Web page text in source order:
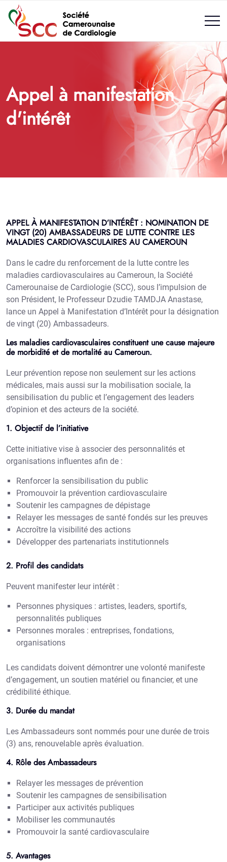
Appel à manifestation
d'intérêt
APPEL À MANIFESTATION D’INTÉRÊT : NOMINATION DE
VINGT (20) AMBASSADEURS DE LUTTE CONTRE LES
MALADIES CARDIOVASCULAIRES AU CAMEROUN
Dans le cadre du renforcement de la lutte contre les
maladies cardiovasculaires au Cameroun, la Société
Camerounaise de Cardiologie (SCC), sous l’impulsion de
son Président, le Professeur Dzudie TAMDJA Anastase,
lance un Appel à Manifestation d’Intérêt pour la désignation
de vingt (20) Ambassadeurs.
Les maladies cardiovasculaires constituent une cause majeure
de morbidité et de mortalité au Cameroun.
Leur prévention repose non seulement sur les actions
médicales, mais aussi sur la mobilisation sociale, la
sensibilisation du public et l’engagement des leaders
d’opinion et des acteurs de la société.
1. Objectif de l’initiative
Cette initiative vise à associer des personnalités et
organisations influentes afin de :
Renforcer la sensibilisation du public
Promouvoir la prévention cardiovasculaire
Soutenir les campagnes de dépistage
Relayer les messages de santé fondés sur les preuves
Accroître la visibilité des actions
Développer des partenariats institutionnels
2. Profil des candidats
Peuvent manifester leur intérêt :
Personnes physiques : artistes, leaders, sportifs,
personnalités publiques
Personnes morales : entreprises, fondations,
organisations
Les candidats doivent démontrer une volonté manifeste
d’engagement, un soutien matériel ou financier, et une
crédibilité éthique.
3. Durée du mandat
Les Ambassadeurs sont nommés pour une durée de trois
(3) ans, renouvelable après évaluation.
4. Rôle des Ambassadeurs
Relayer les messages de prévention
Soutenir les campagnes de sensibilisation
Participer aux activités publiques
Mobiliser les communautés
Promouvoir la santé cardiovasculaire
5. Avantages